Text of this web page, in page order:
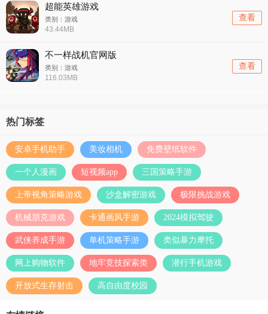
超能英雄游戏
类别：游戏
43.44MB
查看
不一样战机官网版
类别：游戏
116.03MB
查看
热门标签
安卓手机助手 美妆相机 免费壁纸软件
一个人漫画 短视频app 三国策略手游
上帝视角策略游戏 沙盒解密游戏 极限挑战游戏
机械朋克游戏 卡通画风手游 2024模拟驾驶
武侠养成手游 单机策略手游 类似暴力摩托
网上购物软件 地牢竞技探索类 潜行手机游戏
开放式生存射击 高自由度校园